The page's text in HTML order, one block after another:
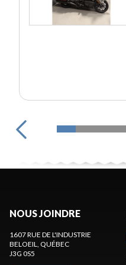
NOUS JOINDRE
1607 RUE DE L'INDUSTRIE
BELOEIL, QUÉBEC
J3G 0S5